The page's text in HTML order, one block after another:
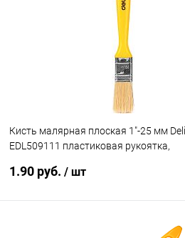
Кисть малярная плоская 1"-25 мм
EDL509111 пластиковая рукоятка,
1.90 руб. / шт